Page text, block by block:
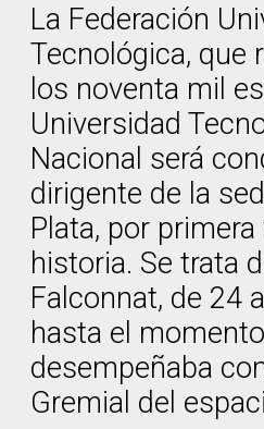
La Federación
Tecnológica, que
los noventa mil
Universidad
Nacional será
dirigente de la
Plata, por
historia. Se trata
Falconnat, de 24
hasta el
desempeñaba
Gremial del